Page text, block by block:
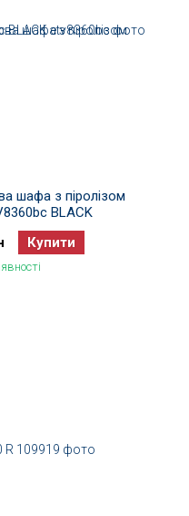
шафа з піролізом
BLACK
Купити